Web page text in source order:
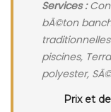
Services :
bÃ©ton
piscines,
polyester,
Prix et